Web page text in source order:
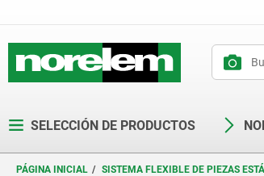
SELECCIÓN DE PRODUCTOS
PÁGINA INICIAL SISTEMA FLEXIBLE DE PIEZAS